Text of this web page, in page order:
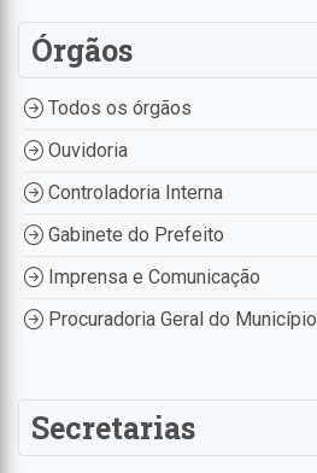
Órgãos
Todos os órgãos
Ouvidoria
Controladoria Interna
Gabinete do Prefeito
Imprensa e Comunicação
Procuradoria Geral do Município
Secretarias